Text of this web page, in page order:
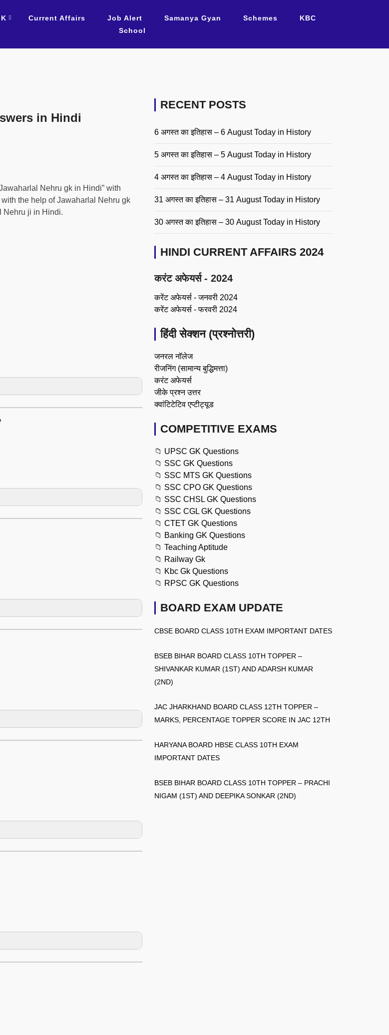
Current Affairs Job Alert Samanya Gyan Schemes
KBC
School
in Hindi
Nehru gk in Hindi” with
the help of Jawaharlal Nehru gk
Nehru ji in Hindi.
RECENT POSTS
6 अगस्त का इतिहास – 6 August Today in History
5 अगस्त का इतिहास – 5 August Today in History
4 अगस्त का इतिहास – 4 August Today in History
31 अगस्त का इतिहास – 31 August Today in History
30 अगस्त का इतिहास – 30 August Today in History
HINDI CURRENT AFFAIRS 2024
करंट अफेयर्स - 2024
करेंट अफेयर्स - जनवरी 2024
करेंट अफेयर्स - फरवरी 2024
हिंदी सेक्शन (प्रश्नोत्तरी)
जनरल नॉलेज
रीजनिंग (सामान्य बुद्धिमत्ता)
करंट अफेयर्स
जीके प्रश्न उत्तर
क्वांटिटेटिव एप्टीट्यूड
COMPETITIVE EXAMS
📁 UPSC GK Questions
📁 SSC GK Questions
📁 SSC MTS GK Questions
📁 SSC CPO GK Questions
📁 SSC CHSL GK Questions
📁 SSC CGL GK Questions
📁 CTET GK Questions
📁 Banking GK Questions
📁 Teaching Aptitude
📁 Railway Gk
📁 Kbc Gk Questions
📁 RPSC GK Questions
BOARD EXAM UPDATE
CBSE BOARD CLASS 10TH EXAM IMPORTANT DATES
BSEB BIHAR BOARD CLASS 10TH TOPPER –
SHIVANKAR KUMAR (1ST) AND ADARSH KUMAR
(2ND)
JAC JHARKHAND BOARD CLASS 12TH TOPPER –
MARKS, PERCENTAGE TOPPER SCORE IN JAC 12TH
HARYANA BOARD HBSE CLASS 10TH EXAM
IMPORTANT DATES
BSEB BIHAR BOARD CLASS 10TH TOPPER – PRACHI
NIGAM (1ST) AND DEEPIKA SONKAR (2ND)